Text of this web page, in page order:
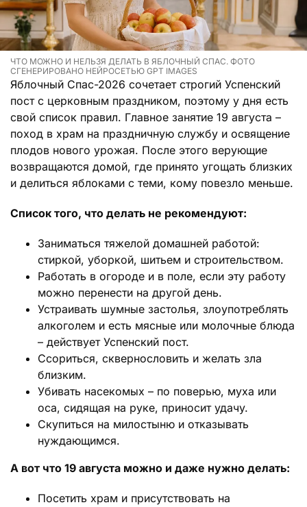
ЧТО МОЖНО И НЕЛЬЗЯ ДЕЛАТЬ В ЯБЛОЧНЫЙ СПАС. ФОТО
СГЕНЕРИРОВАНО НЕЙРОСЕТЬЮ GPT IMAGES
Яблочный Спас-2026 сочетает строгий Успенский
пост с церковным праздником, поэтому у дня есть
свой список правил. Главное занятие 19 августа –
поход в храм на праздничную службу и освящение
плодов нового урожая. После этого верующие
возвращаются домой, где принято угощать близких
и делиться яблоками с теми, кому повезло меньше.
Список того, что делать не рекомендуют:
Заниматься тяжелой домашней работой:
стиркой, уборкой, шитьем и строительством.
Работать в огороде и в поле, если эту работу
можно перенести на другой день.
Устраивать шумные застолья, злоупотреблять
алкоголем и есть мясные или молочные блюда
– действует Успенский пост.
Ссориться, сквернословить и желать зла
близким.
Убивать насекомых – по поверью, муха или
оса, сидящая на руке, приносит удачу.
Скупиться на милостыню и отказывать
нуждающимся.
А вот что 19 августа можно и даже нужно делать:
Посетить храм и присутствовать на